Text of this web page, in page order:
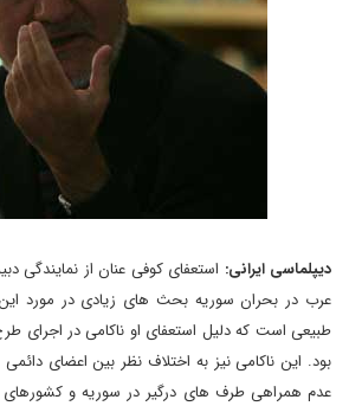
دیپلماسی ایرانی: استعفای کوفی عنان از نمایندگی
عرب در بحران سوریه بحث های زیادی در مورد
طبیعی است که دلیل استعفای او ناکامی در اجرای
بود. این ناکامی نیز به اختلاف نظر بین اعضای
عدم همراهی طرف های درگیر در سوریه و